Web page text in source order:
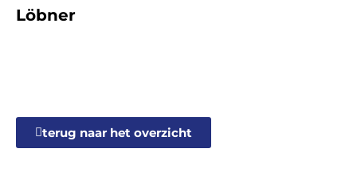
Löbner
terug naar het overzicht